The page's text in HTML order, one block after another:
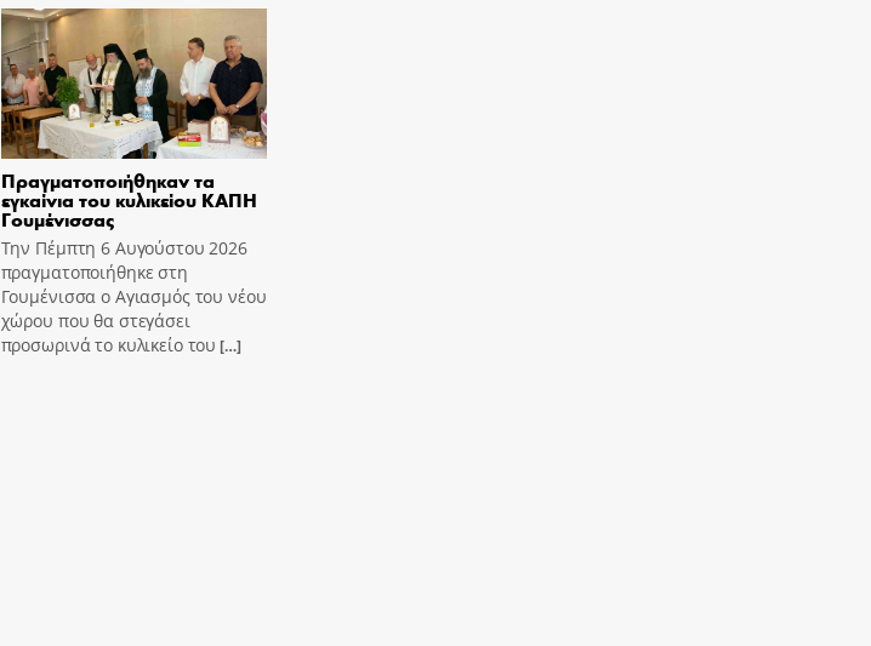
Πραγματοποιήθηκαν τα
εγκαίνια του κυλικείου ΚΑΠΗ
Γουμένισσας
Την Πέμπτη 6 Αυγούστου 2026
πραγματοποιήθηκε στη
Γουμένισσα ο Αγιασμός του νέου
χώρου που θα στεγάσει
προσωρινά το κυλικείο του […]